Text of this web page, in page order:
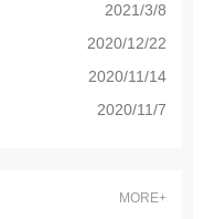
2021/3/8
2020/12/22
2020/11/14
2020/11/7
MORE+